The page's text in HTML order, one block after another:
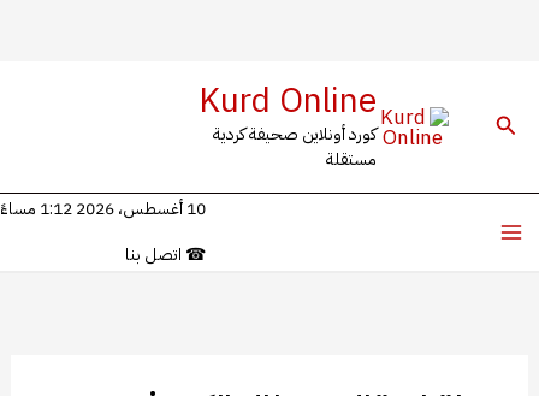
البحث Kurd Online
كورد أونلاين صحيفة كردية
مستقلة
10 أغسطس، 2026 1:12 مساءً
☎ اتصل بنا